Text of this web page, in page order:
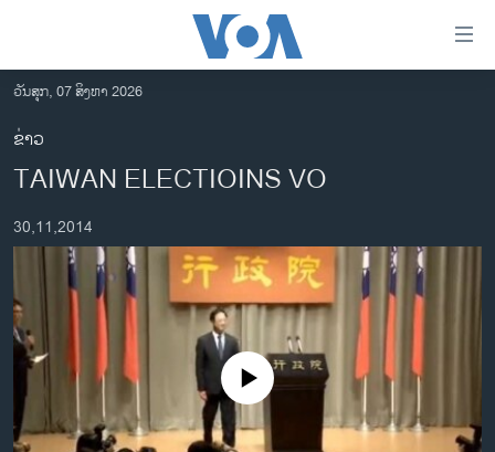
ເຂົ້າ
ຫາ
ຂ້າມ
ຂ້າມ
ໄປ
ຊອກ
ຄົ້ນ
ອາເມຣິກາ
ການເລືອກຕັ້ງ ປະທານາທີບໍດີ ສະຫະລັດ 2024
ຂ່າວ​ຈີນ
ໂລກ
ເອເຊຍ
ອິດສະຫຼະພາບດ້ານການຂ່າວ
ຊີວິດຊາວລາວ
ວັນສຸກ, 07 ສິງຫາ 2026
ຂ່າວ
TAIWAN ELECTIOINS VO
30,11,2014
No media source currently available